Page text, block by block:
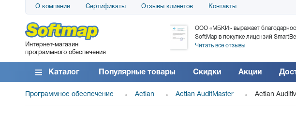
О компании Сертификаты Отзывы клиентов Контакты
Интернет-магазин
программного обеспечения
АО «АТС» благодарит компанию SoftMap за
поставку программного обеспечения SolarWinds
DameWare...
Читать все отзывы
ООО «МБКИ» выражает
SoftMap в покупке лицензий
Читать все отзывы
Каталог Популярные товары Скидки Акции
Программное обеспечение Actian Actian AuditMaster Actian